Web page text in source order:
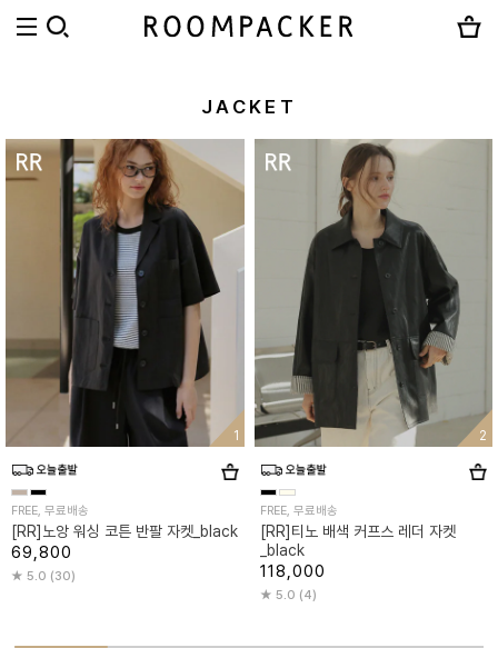
JACKET
1
FREE, 무료배송
[RR]노앙 워싱 코튼 반팔 자켓_black
69,800
5.0 (30)
2
FREE, 무료배송
[RR]티노 배색 커프스 레더 자켓
_black
118,000
5.0 (4)